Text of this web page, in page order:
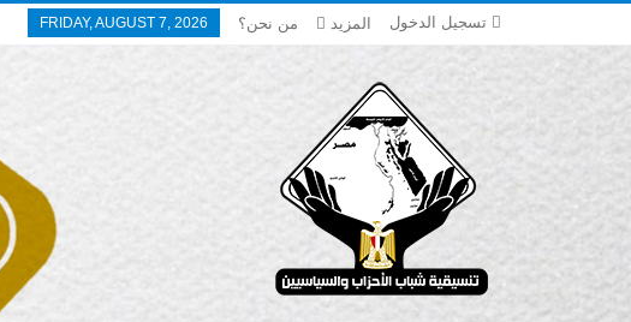
تسجيل الدخول FRIDAY, AUGUST 7, 2026 من نحن؟ المزيد